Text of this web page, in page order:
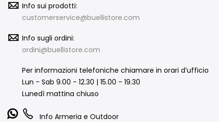
Info sui prodotti:
customerservice@buellistore.com
Info sugli ordini:
ordini@buellistore.com
Per informazioni telefoniche chiamare in orari d’ufficio
Lun - Sab 9.00 - 12.30 | 15.00 - 19.30
Lunedì mattina chiuso
Info Armeria e Outdoor